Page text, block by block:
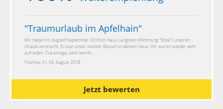
"Traumurlaub im Apfelhain"
Wir haben im August/September 2018 im Haus Langstein (Wohnung "Rose") unseren
Urlaub verbracht. Es war unser zweiter Besuch in diesem Haus. Wir waren wieder sehr
zufrieden. Traumlage, sehr komfo...
Thomas, 51-55, August 2018
Jetzt bewerten